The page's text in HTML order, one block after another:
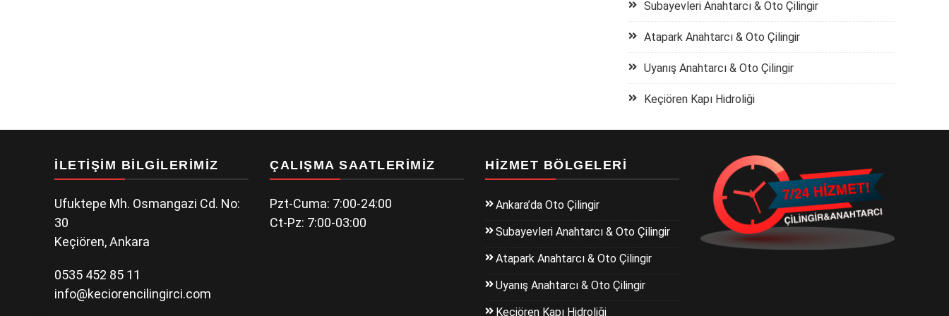
Subayevleri Anahtarcı & Oto Çilingir
Atapark Anahtarcı & Oto Çilingir
Uyanış Anahtarcı & Oto Çilingir
Keçiören Kapı Hidroliği
İLETIŞIM BILGILERIMIZ
Ufuktepe Mh. Osmangazi Cd. No:
30
Keçiören, Ankara
0535 452 85 11
info@keciorencilingirci.com
ÇALIŞMA SAATLERIMIZ
Pzt-Cuma: 7:00-24:00
Ct-Pz: 7:00-03:00
HIZMET BÖLGELERI
Ankara’da Oto Çilingir
Subayevleri Anahtarcı & Oto Çilingir
Atapark Anahtarcı & Oto Çilingir
Uyanış Anahtarcı & Oto Çilingir
Keçiören Kapı Hidroliği